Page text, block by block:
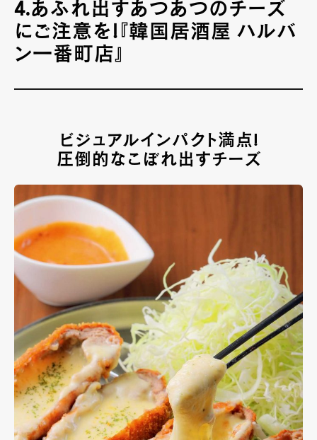
4.あふれ出すあつあつのチーズ
にご注意を!『韓国居酒屋 ハルバ
ン一番町店』
ビジュアルインパクト満点!
圧倒的なこぼれ出すチーズ